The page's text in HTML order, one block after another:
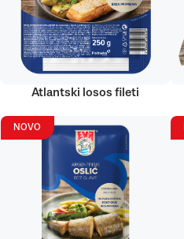
Atlantski losos fileti
NOVO